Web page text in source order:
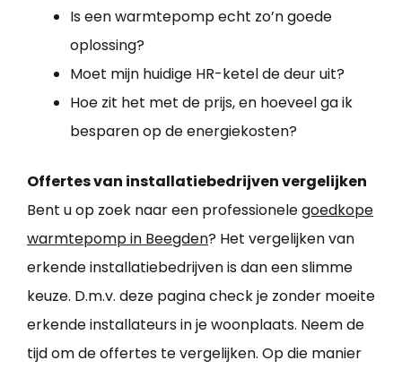
Is een warmtepomp echt zo’n goede
oplossing?
Moet mijn huidige HR-ketel de deur uit?
Hoe zit het met de prijs, en hoeveel ga ik
besparen op de energiekosten?
Offertes van installatiebedrijven vergelijken
Bent u op zoek naar een professionelegoedkope
warmtepomp in Beegden? Het vergelijken van
erkende installatiebedrijven is dan een slimme
keuze. D.m.v. deze pagina check je zonder moeite
erkende installateurs in je woonplaats. Neem de
tijd om de offertes te vergelijken. Op die manier